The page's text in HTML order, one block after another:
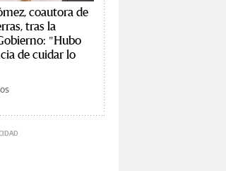
coautora de
tras la
"Hubo
de cuidar lo